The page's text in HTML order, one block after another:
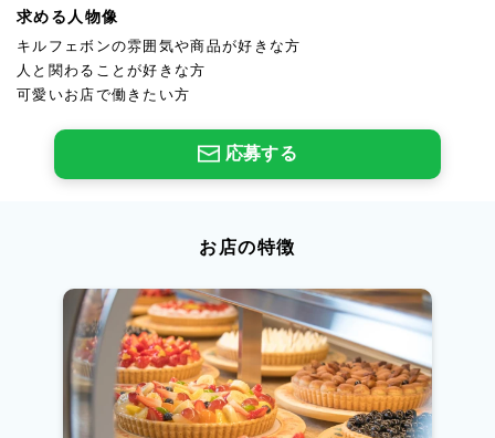
求める人物像
キルフェボンの雰囲気や商品が好きな方
人と関わることが好きな方
可愛いお店で働きたい方
応募する
お店の特徴